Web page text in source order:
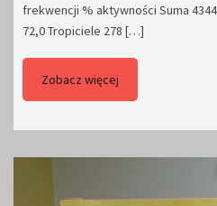
frekwencji % aktywności Suma
72,0 Tropiciele 278 […]
Zobacz więcej